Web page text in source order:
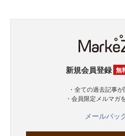
新規会員登録 無
・全ての過去記事
・会員限定メルマガ
メールバッ